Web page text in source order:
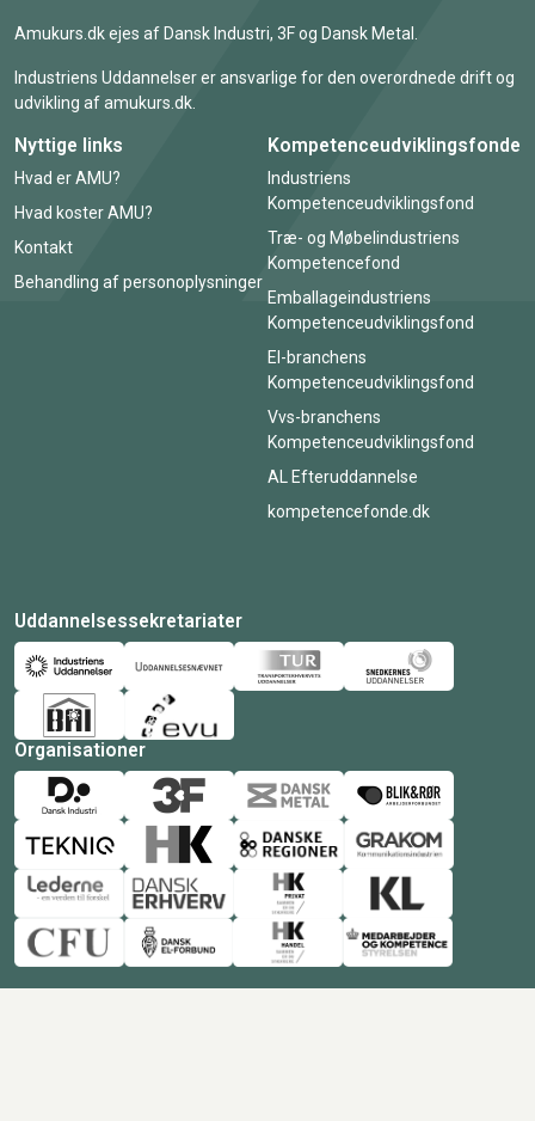
Amukurs.dk ejes af Dansk Industri, 3F og Dansk Metal.
Industriens Uddannelser er ansvarlige for den overordnede drift og
udvikling af amukurs.dk.
Nyttige links
Hvad er AMU?
Hvad koster AMU?
Kontakt
Behandling af personoplysninger
Kompetenceudviklingsfonde
Industriens
Kompetenceudviklingsfond
Træ- og Møbelindustriens
Kompetencefond
Emballageindustriens
Kompetenceudviklingsfond
El-branchens
Kompetenceudviklingsfond
Vvs-branchens
Kompetenceudviklingsfond
AL Efteruddannelse
kompetencefonde.dk
Uddannelsessekretariater
Organisationer